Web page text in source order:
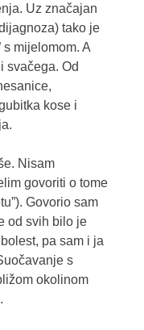
Uz značajan
tako je
s mijelomom. A
svačega. Od
kose i
Nisam
govoriti o tome
Govorio sam
od svih bilo je
pa sam i ja
s
okolinom